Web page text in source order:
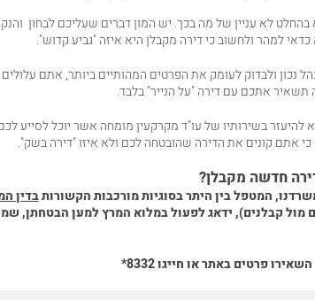
לא עניין של מה בכך. יש המון דברים שעליכם לבחון
למהר ולחשוב כי דירה מקבלן היא איזה "גביע קדוש".
נכון ולבדוק לעומק את הפרטים המהותיים ביותר, אתם
אתכם עם דירה "על הנייר" בלבד.
בשירותיו של עו"ד מקרקעין מומחה אשר יוכל לסייע
כי אתם קונים את הדירה שהובטחה לכם ולא איזו "דירה בשק".
חדשה מקבלן?
המטפל בין היתר בסוגיות מורכבות הקשורותבדין
מול קבלנים), ידאג לפעול במלוא המרץ למען הבטחתן,
השאירו פרטים באתראו חייגו8332*